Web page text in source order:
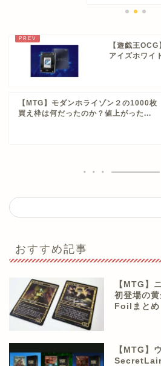
【遊戯王
アイズホワイ
【MTG】モダンホライゾン２の1000枚
買え枠は何だったのか？値上がった...
おすすめ記事
【MTG】
初登場の
Foilまとめ
【MTG】
SecretLair